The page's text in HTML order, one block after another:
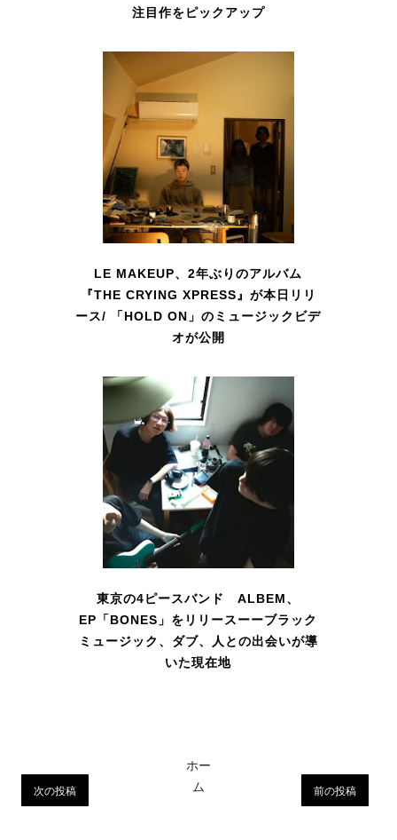
注目作をピックアップ
LE MAKEUP、2年ぶりのアルバム
『THE CRYING XPRESS』が本日リリ
ース/ 「HOLD ON」のミュージックビデ
オが公開
東京の4ピースバンド ALBEM、
EP「BONES」をリリースーーブラック
ミュージック、ダブ、人との出会いが導
いた現在地
次の投稿 前の投稿
ホー
ム